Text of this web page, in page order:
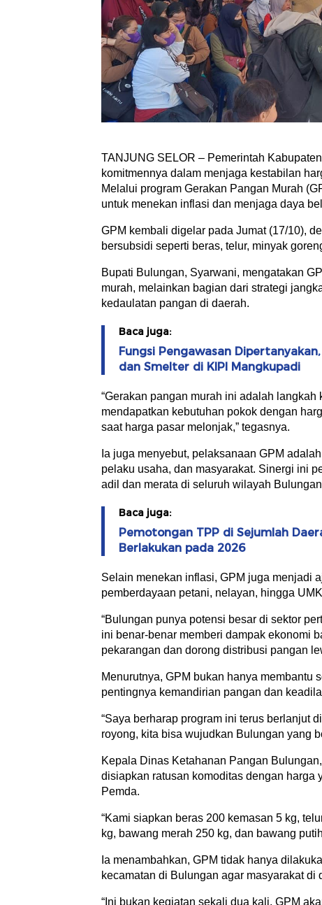
TANJUNG SELOR – Pemerintah
komitmennya dalam menjaga kestabilan
Melalui program Gerakan Pangan Murah
untuk menekan inflasi dan menjaga daya
GPM kembali digelar pada Jumat (17/10),
bersubsidi seperti beras, telur, minyak
Bupati Bulungan, Syarwani, mengatakan
murah, melainkan bagian dari strategi
kedaulatan pangan di daerah.
Baca juga:
Fungsi Pengawasan
dan Smelter di KIPI Mangkupadi
“Gerakan pangan murah ini adalah
mendapatkan kebutuhan pokok dengan
saat harga pasar melonjak,” tegasnya.
Ia juga menyebut, pelaksanaan GPM
pelaku usaha, dan masyarakat. Sinergi ini
adil dan merata di seluruh wilayah
Baca juga:
Pemotongan TPP di Sejumlah
Berlakukan pada 2026
Selain menekan inflasi, GPM juga menjadi
pemberdayaan petani, nelayan, hingga
“Bulungan punya potensi besar di sektor
ini benar-benar memberi dampak ekonomi
pekarangan dan dorong distribusi pangan
Menurutnya, GPM bukan hanya membantu
pentingnya kemandirian pangan dan
“Saya berharap program ini terus berlanjut
royong, kita bisa wujudkan Bulungan yang
Kepala Dinas Ketahanan Pangan
disiapkan ratusan komoditas dengan harga
Pemda.
“Kami siapkan beras 200 kemasan 5 kg,
kg, bawang merah 250 kg, dan bawang
Ia menambahkan, GPM tidak hanya
kecamatan di Bulungan agar masyarakat di
“Ini bukan kegiatan sekali dua kali. GPM